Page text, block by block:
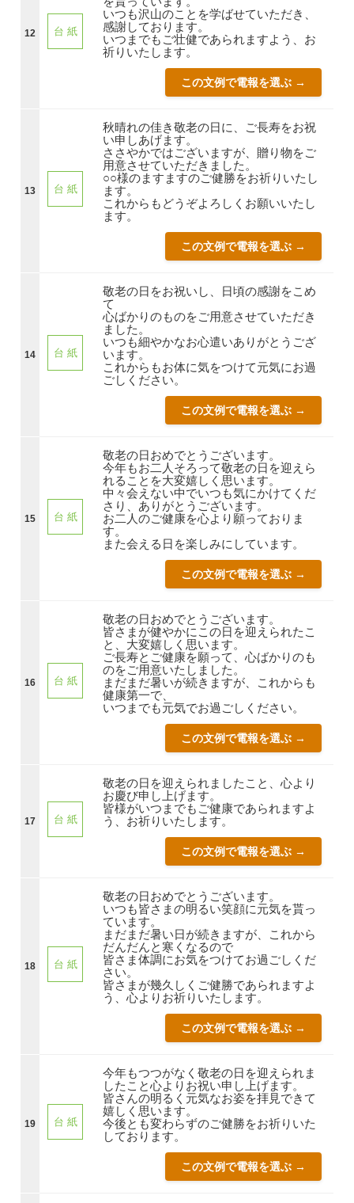
12 台 紙
いつも沢山のことを学ばせていただき、
感謝しております。
いつまでもご壮健であられますよう、お
祈りいたします。
この文例で電報を選ぶ →
13 台 紙
秋晴れの佳き敬老の日に、ご長寿をお祝
い申しあげます。
ささやかではございますが、贈り物をご
用意させていただきました。
○○様のますますのご健勝をお祈りいたし
ます。
これからもどうぞよろしくお願いいたし
ます。
この文例で電報を選ぶ →
14 台 紙
敬老の日をお祝いし、日頃の感謝をこめ
て
心ばかりのものをご用意させていただき
ました。
いつも細やかなお心遣いありがとうござ
います。
これからもお体に気をつけて元気にお過
ごしください。
この文例で電報を選ぶ →
15 台 紙
敬老の日おめでとうございます。
今年もお二人そろって敬老の日を迎えら
れることを大変嬉しく思います。
中々会えない中でいつも気にかけてくだ
さり、ありがとうございます。
お二人のご健康を心より願っておりま
す。
また会える日を楽しみにしています。
この文例で電報を選ぶ →
16 台 紙
敬老の日おめでとうございます。
皆さまが健やかにこの日を迎えられたこ
と、大変嬉しく思います。
ご長寿とご健康を願って、心ばかりのも
のをご用意いたしました。
まだまだ暑いが続きますが、これからも
健康第一で、
いつまでも元気でお過ごしください。
この文例で電報を選ぶ →
17 台 紙
敬老の日を迎えられましたこと、心より
お慶び申し上げます。
皆様がいつまでもご健康であられますよ
う、お祈りいたします。
この文例で電報を選ぶ →
18 台 紙
敬老の日おめでとうございます。
いつも皆さまの明るい笑顔に元気を貰っ
ています。
まだまだ暑い日が続きますが、これから
だんだんと寒くなるので
皆さま体調にお気をつけてお過ごしくだ
さい。
皆さまが幾久しくご健勝であられますよ
う、心よりお祈りいたします。
この文例で電報を選ぶ →
19 台 紙
今年もつつがなく敬老の日を迎えられま
したこと心よりお祝い申し上げます。
皆さんの明るく元気なお姿を拝見できて
嬉しく思います。
今後とも変わらずのご健勝をお祈りいた
しております。
この文例で電報を選ぶ →